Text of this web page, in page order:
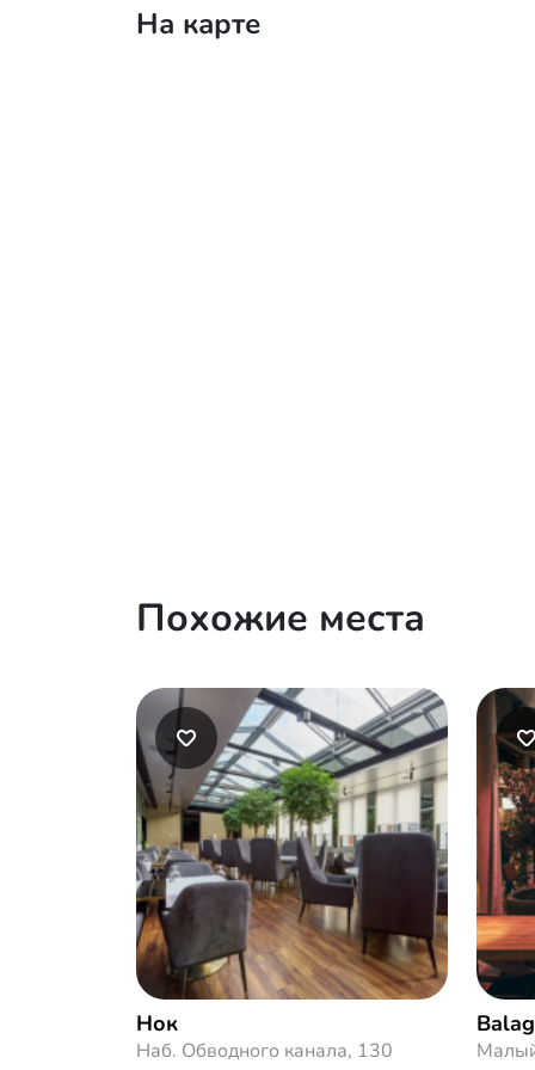
На карте
Похожие места
Нок
Наб. Обводного канала, 130